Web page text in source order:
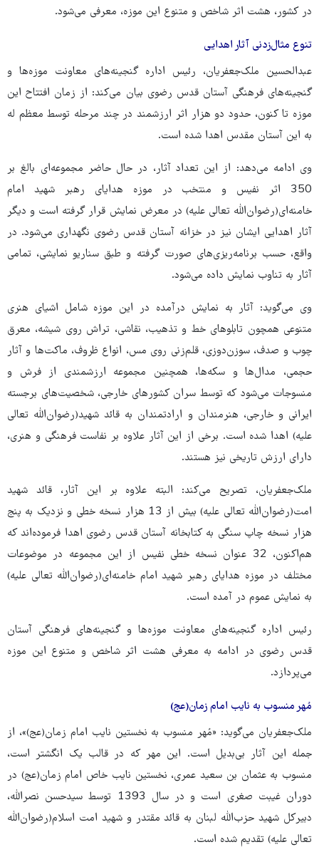
در کشور، هشت اثر شاخص و متنوع این موزه، معرفی می‌شود.
تنوع مثال‌زدنی آثار اهدایی
عبدالحسین ملک‌جعفریان، رئیس اداره گنجینه‌های معاونت موزه‌ها و
گنجینه‌های فرهنگی آستان قدس رضوی بیان می‌کند: از زمان افتتاح این
موزه تا کنون، حدود دو هزار اثر ارزشمند در چند مرحله توسط معظم له
به این آستان مقدس اهدا شده است.
وی ادامه می‌دهد: از این تعداد آثار، در حال حاضر مجموعه‌ای بالغ بر
350 اثر نفیس و منتخب در موزه هدایای رهبر شهید امام
خامنه‌ای(رضوان‌الله تعالی علیه) در معرض نمایش قرار گرفته است و دیگر
آثار اهدایی ایشان نیز در خزانه آستان قدس رضوی نگهداری می‌شود. در
واقع، حسب برنامه‌ریزی‌های صورت گرفته و طبق سناریو نمایشی، تمامی
آثار به تناوب نمایش داده می‌شود.
وی می‌گوید: آثار به نمایش درآمده در این موزه شامل اشیای هنری
متنوعی همچون تابلوهای خط و تذهیب، نقاشی، تراش روی شیشه، معرق
چوب و صدف، سوزن‌دوزی، قلم‌زنی روی مس، انواع ظروف، ماکت‌ها و آثار
حجمی، مدال‌ها و سکه‌ها، همچنین مجموعه ارزشمندی از فرش و
منسوجات می‌شود که توسط سران کشورهای خارجی، شخصیت‌های برجسته
ایرانی و خارجی، هنرمندان و ارادتمندان به قائد شهید(رضوان‌الله تعالی
علیه) اهدا شده است. برخی از این آثار علاوه بر نفاست فرهنگی و هنری،
دارای ارزش تاریخی نیز هستند.
ملک‌جعفریان، تصریح می‌کند: البته علاوه بر این آثار، قائد شهید
امت(رضوان‌الله تعالی علیه) بیش از 13 هزار نسخه خطی و نزدیک به پنج
هزار نسخه چاپ سنگی به کتابخانه آستان قدس رضوی اهدا فرموده‌اند که
هم‌اکنون، 32 عنوان نسخه خطی نفیس از این مجموعه در موضوعات
مختلف در موزه هدایای رهبر شهید امام خامنه‌ای(رضوان‌الله تعالی علیه)
به نمایش عموم در آمده است.
رئیس اداره گنجینه‌های معاونت موزه‌ها و گنجینه‌های فرهنگی آستان
قدس رضوی در ادامه به معرفی هشت اثر شاخص و متنوع این موزه
می‌پردازد.
مُهر منسوب به نایب امام زمان(عج)
ملک‌جعفریان می‌گوید: «مُهر منسوب به نخستین نایب امام زمان(عج)»، از
جمله این آثار بی‌بدیل است. این مهر که در قالب یک انگشتر است،
منسوب به عثمان بن سعید عمری، نخستین نایب خاص امام زمان(عج) در
دوران غیبت صغری است و در سال 1393 توسط سیدحسن نصرالله،
دبیرکل شهید حزب‌الله لبنان به قائد مقتدر و شهید امت اسلام(رضوان‌الله
تعالی علیه) تقدیم شده است.